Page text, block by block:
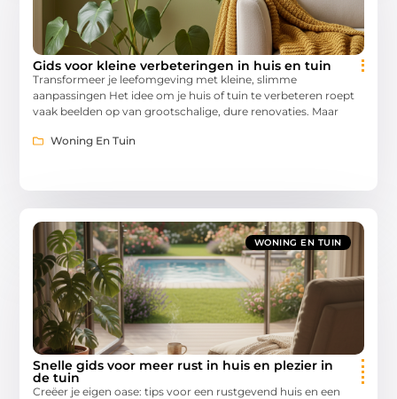
Gids voor kleine verbeteringen in huis en tuin
Transformeer je leefomgeving met kleine, slimme
aanpassingen Het idee om je huis of tuin te verbeteren roept
vaak beelden op van grootschalige, dure renovaties. Maar
Woning En Tuin
WONING EN TUIN
Snelle gids voor meer rust in huis en plezier in
de tuin
Creëer je eigen oase: tips voor een rustgevend huis en een